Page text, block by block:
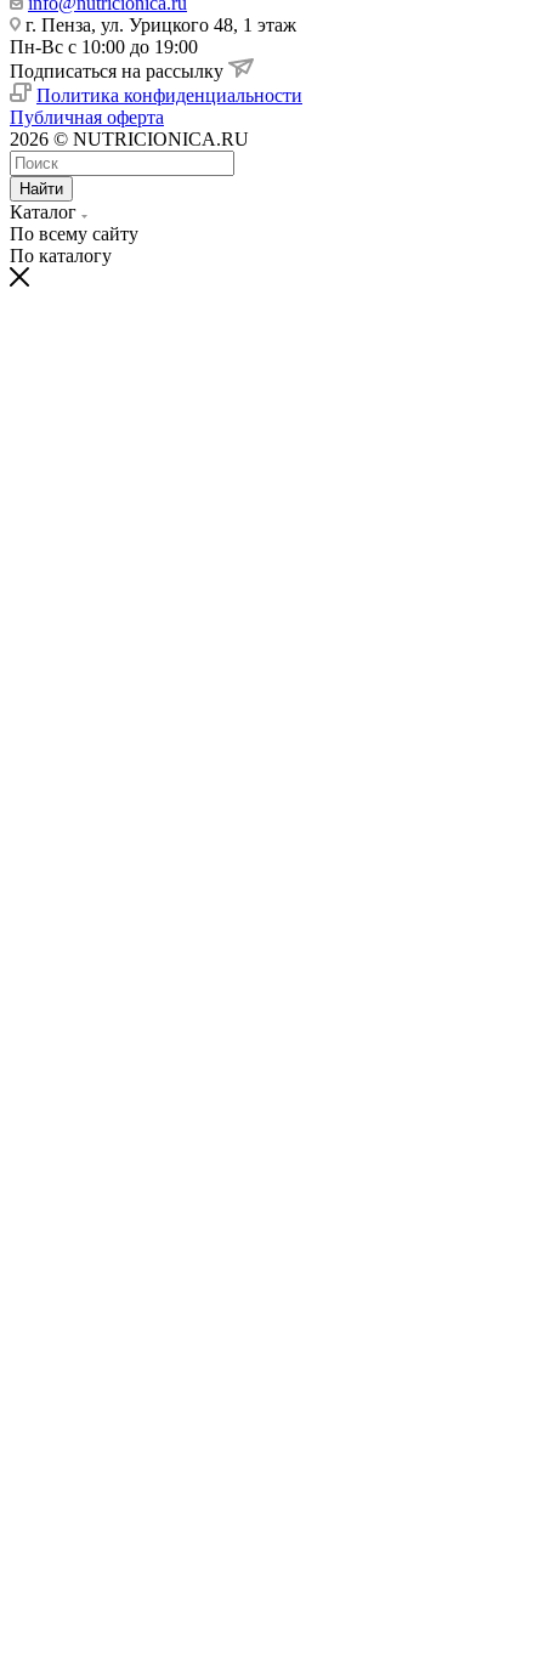
г. Пенза, ул. Урицкого 48, 1 этаж
Пн-Вс с 10:00 до 19:00
Подписаться на рассылку
Политика конфиденциальности
Публичная оферта
2026 © NUTRICIONICA.RU
Найти
Каталог
По всему сайту
По каталогу